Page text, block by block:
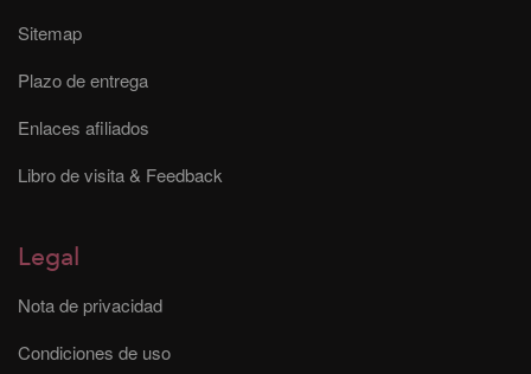
Sitemap
Plazo de entrega
Enlaces afiliados
Libro de visita & Feedback
Legal
Nota de privacidad
Condiciones de uso